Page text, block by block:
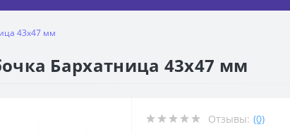
43х47 мм
Бархатница 43х47 мм
Отзывы: (0)